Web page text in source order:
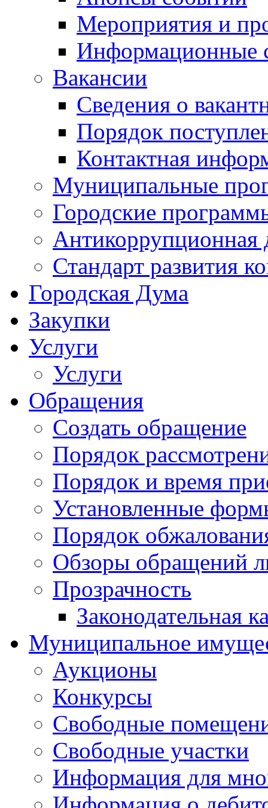
Мероприятия и
Информационные
Вакансии
Сведения о
Порядок
Контактная
Муниципальные
Городские
Антикоррупционная
Стандарт развития
Городская Дума
Закупки
Услуги
Услуги
Обращения
Создать обращение
Порядок
Порядок и время
Установленные
Порядок
Обзоры обращений
Прозрачность
Законодательная
Муниципальное
Аукционы
Конкурсы
Свободные
Свободные участки
Информация для